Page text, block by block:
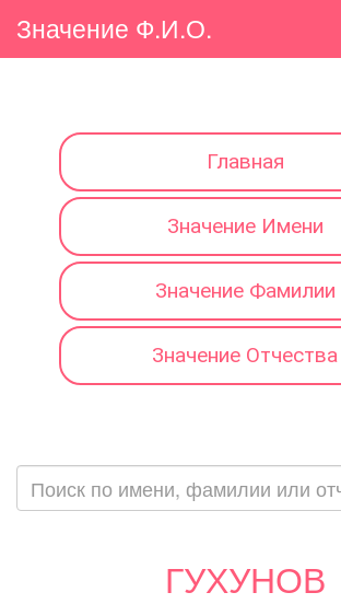
Значение Ф.И.О.
Главная
Значение Имени
Значение Фамилии
Значение Отчества
ГУХУНОВ